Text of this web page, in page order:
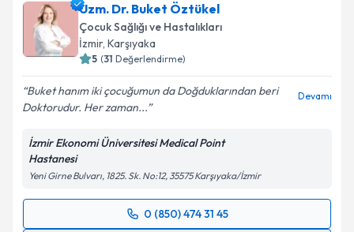
Uzm. Dr. Buket Öztükel
Çocuk Sağlığı ve Hastalıkları
İzmir, Karşıyaka
5 (31 Değerlendirme)
Buket hanım iki çocuğumun da Doğduklarından beri
Doktorudur. Her zaman...
Devamı
İzmir Ekonomi Üniversitesi Medical Point
Hastanesi
Yeni Girne Bulvarı, 1825. Sk. No:12, 35575 Karşıyaka/İzmir
0 (850) 474 31 45
Randevu Takvimi Talebi